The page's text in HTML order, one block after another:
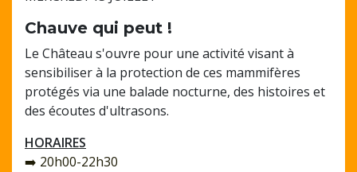
Chauve qui peut !
Le Château s'ouvre pour une activité visant à
sensibiliser à la protection de ces mammifères
protégés via une balade nocturne, des histoires et
des écoutes d'ultrasons.
HORAIRES
➡️ 20h00-22h30